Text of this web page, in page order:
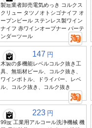
製造業者卸売電気めっき コルクス
クリュー タツノオトシゴナイフ オ
ープンビール ステンレス製ワイン
ナイフ 赤ワインオープナー バーテ
ンダーツール
147 円
木製の多機能レベルコルク抜き工
具、無垢材ビール、コルク抜き、
ワインボトル、ドライバー、レベ
ル、コルク抜き、コルク抜き
223 円
99度 工業用アルコール洗浄機械 機